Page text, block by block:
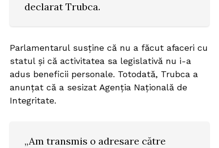
declarat Trubca.
Parlamentarul susține că nu a făcut afaceri cu
statul și că activitatea sa legislativă nu i-a
adus beneficii personale. Totodată, Trubca a
anunțat că a sesizat Agenția Națională de
Integritate.
„Am transmis o adresare către